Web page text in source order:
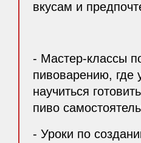
вкусам и
- Мастер-классы
пивоварению, где
научиться
пиво
- Уроки по